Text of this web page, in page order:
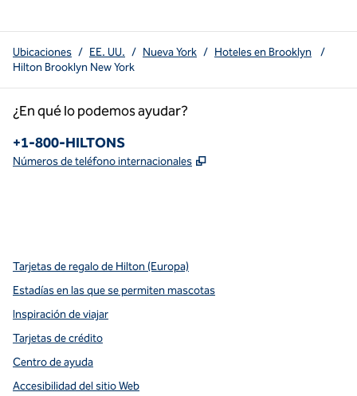
Ubicaciones / EE. UU. / Nueva York / Hoteles en Brooklyn
/
Hilton Brooklyn New York
¿En qué lo podemos ayudar?
Teléfono:
+1-800-HILTONS
Números de teléfono internacionales ,
Tarjetas de regalo de Hilton (Europa)
Estadías en las que se permiten mascotas
Inspiración de viajar
Tarjetas de crédito
Centro de ayuda
Accesibilidad del sitio Web